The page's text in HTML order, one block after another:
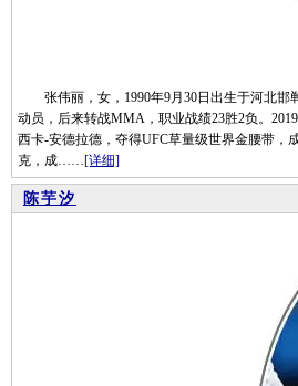
张伟丽，女，1990年9月30日出生于河北邯
动员，后来转战MMA，职业战绩23胜2负。
西卡-安德拉德，夺得UFC草量级世界金腰带，
克，成……[详细]
陈芋汐